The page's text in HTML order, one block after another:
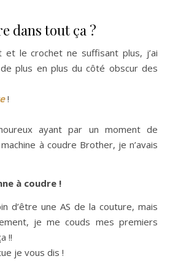
dans tout ça ?
et le crochet ne suffisant plus, j’ai
plus en plus du côté obscur des
!
ayant par un moment de
à coudre Brother, je n’avais
à coudre !
d’être une AS de la couture, mais
je me couds mes premiers
!!
je vous dis !